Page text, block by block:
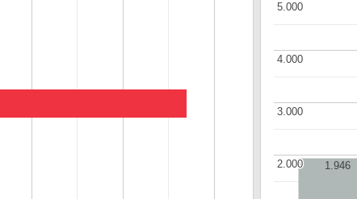
2.000
2.000
3.000
3.000
4.000
4.000
5.000
5.000
1.946